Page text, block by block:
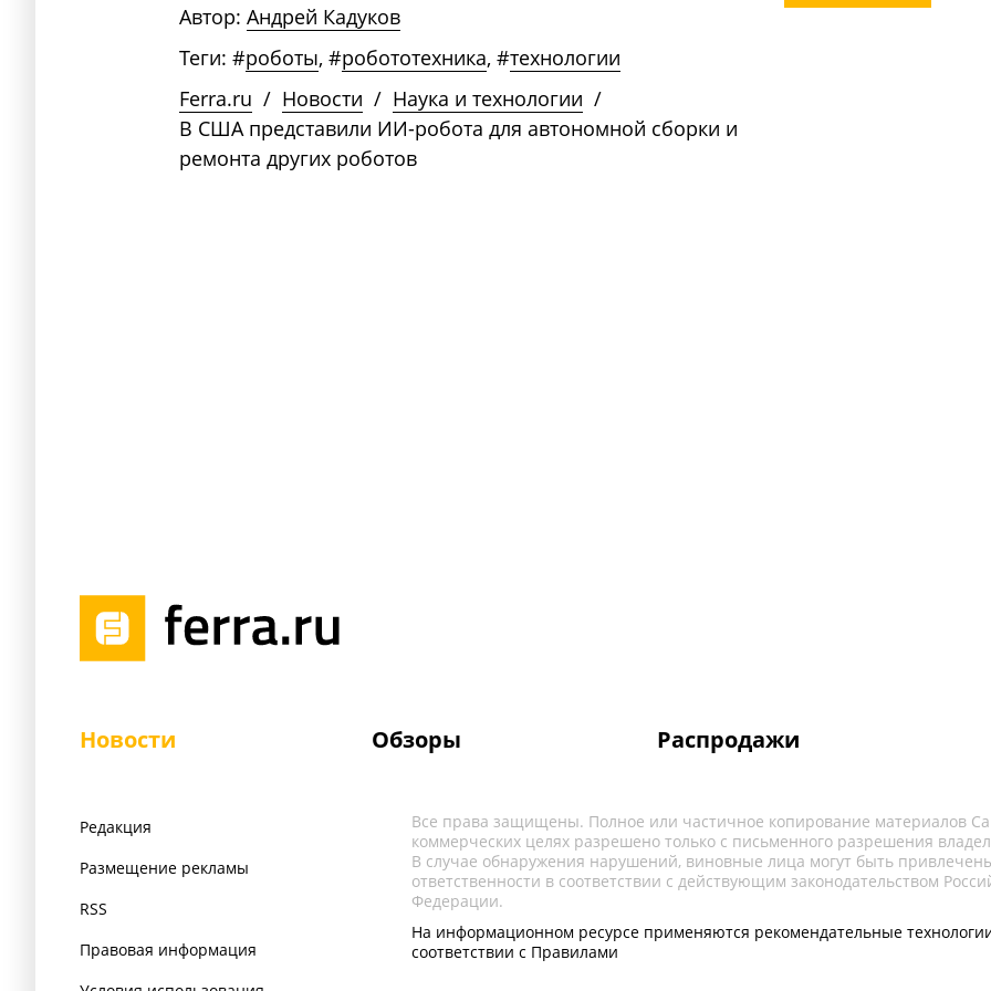
Автор: Андрей Кадуков
Теги: #роботы, #робототехника, #технологии
Ferra.ru / Новости / Наука и технологии /
В США представили ИИ-робота для автономной сборки и
ремонта других роботов
Новости Обзоры Распродажи
Редакция
Размещение рекламы
RSS
Правовая информация
Все права защищены. Полное или частичное копирование материалов
коммерческих целях разрешено только с письменного разрешения
В случае обнаружения нарушений, виновные лица могут быть
ответственности в соответствии с действующим законодательством
Федерации.
На информационном ресурсе применяются рекомендательные
соответствии с Правилами